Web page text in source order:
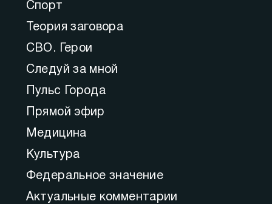
Спорт
Теория заговора
СВО. Герои
Следуй за мной
Пульс Города
Прямой эфир
Медицина
Культура
Федеральное значение
Актуальные комментарии